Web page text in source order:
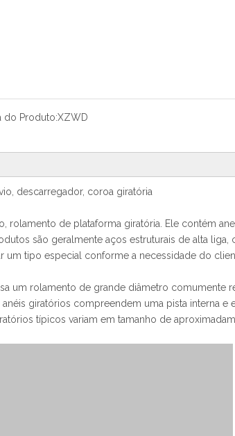
do Produto:XZWD
descarregador, coroa giratória
de plataforma giratória. Ele contém anel
são geralmente aços estruturais de alta liga,
tipo especial conforme a necessidade do
um rolamento de grande diâmetro comumente
giratórios compreendem uma pista interna e
típicos variam em tamanho de